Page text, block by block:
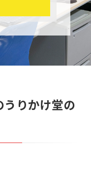
うりかけ堂の